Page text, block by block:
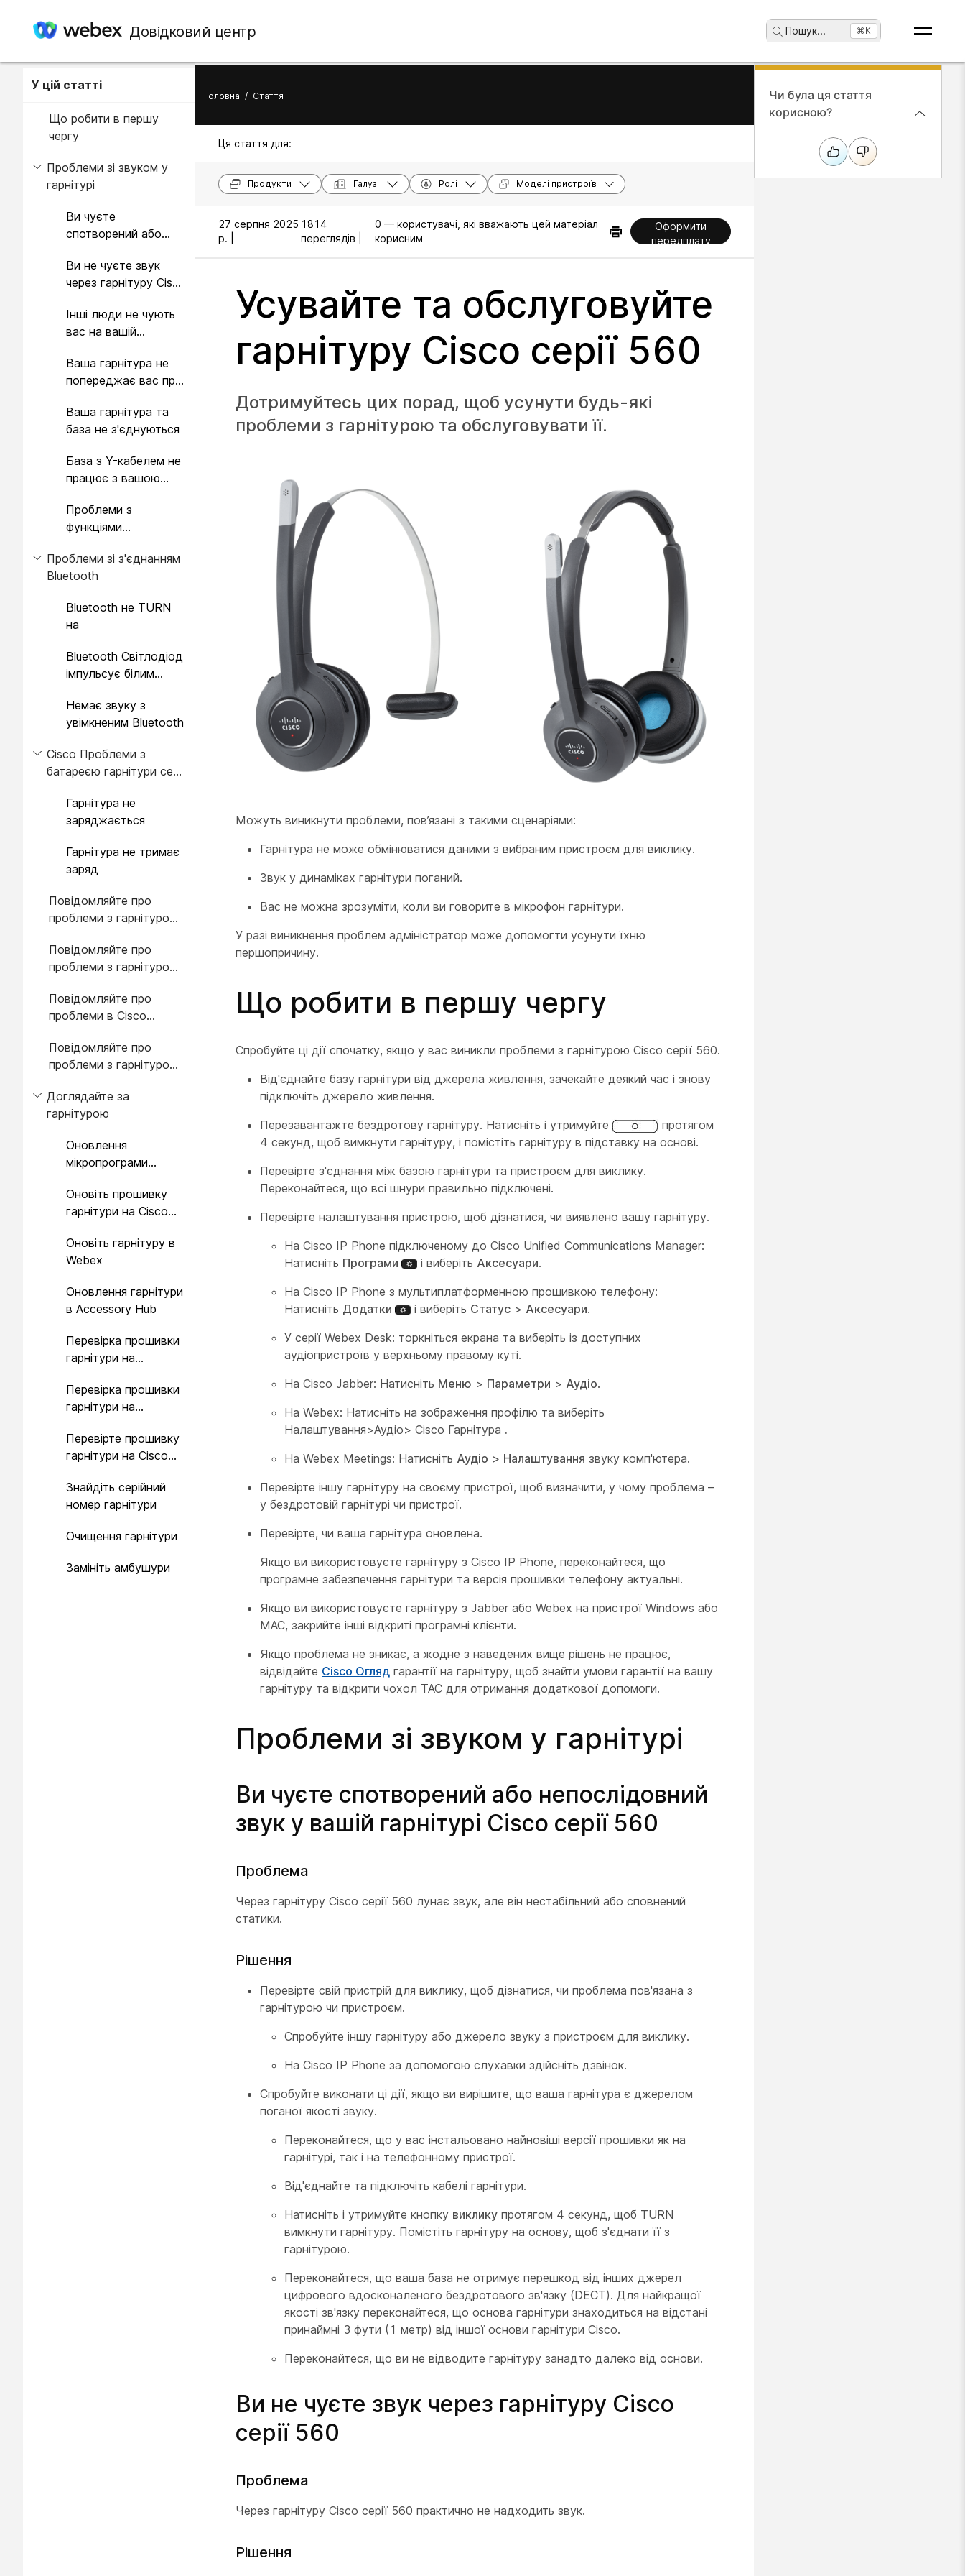
Довідковий центр Пошук... ⌘K
У цій статті
Що робити в першу
чергу
Проблеми зі звуком у
гарнітурі
Ви чуєте
спотворений або
у вашій гарнітурі
Cisco серії 560
Ви не чуєте звук
через гарнітуру Cisco
Інші люди не чують
вас на вашій
560
Ваша гарнітура не
попереджає вас про
Cisco IP Phone
Ваша гарнітура та
база не з'єднуються
База з Y-кабелем не
працює з вашою
серії 560
Проблеми з
функціями
гарнітурі Cisco серії
560
Проблеми зі з'єднанням
Bluetooth
Bluetooth не TURN
на
Bluetooth Світлодіод
імпульсує білим
Немає звуку з
увімкненим Bluetooth
Cisco Проблеми з
батареєю гарнітури серії
Гарнітура не
заряджається
Гарнітура не тримає
заряд
Повідомляйте про
проблеми з гарнітурою
Phone
Повідомляйте про
проблеми з гарнітурою
мультиплатформенний
телефон
Повідомляйте про
проблеми в Cisco
Повідомляйте про
проблеми з гарнітурою
Webex Desk
Доглядайте за
гарнітурою
Оновлення
мікропрограми
допомогою IP-
телефона Cisco
Оновіть прошивку
гарнітури на Cisco
Оновіть гарнітуру в
Webex
Оновлення гарнітури
в Accessory Hub
Перевірка прошивки
гарнітури на
телефонах
Перевірка прошивки
гарнітури на
телефонах
Перевірте прошивку
гарнітури на Cisco
Знайдіть серійний
номер гарнітури
Очищення гарнітури
Замініть амбушури
Головна / Стаття
Ця стаття для:
Продукти Галузі Ролі Моделі пристроїв
27 серпня 2025
р. |
1814
переглядів |
0 — користувачі, які вважають цей матеріал
корисним
Оформити
передплату
Усувайте та обслуговуйте
гарнітуру Cisco серії 560
Дотримуйтесь цих порад, щоб усунути будь-які
проблеми з гарнітурою та обслуговувати її.
Можуть виникнути проблеми, пов’язані з такими сценаріями:
Гарнітура не може обмінюватися даними з вибраним пристроєм для виклику.
Звук у динаміках гарнітури поганий.
Вас не можна зрозуміти, коли ви говорите в мікрофон гарнітури.
У разі виникнення проблем адміністратор може допомогти усунути їхню
першопричину.
Що робити в першу чергу
Спробуйте ці дії спочатку, якщо у вас виникли проблеми з гарнітурою Cisco серії 560.
Від'єднайте базу гарнітури від джерела живлення, зачекайте деякий час і знову
підключіть джерело живлення.
Перезавантажте бездротову гарнітуру. Натисніть і утримуйте
протягом
4 секунд, щоб вимкнути гарнітуру, і помістіть гарнітуру в підставку на основі.
Перевірте з'єднання між базою гарнітури та пристроєм для виклику.
Переконайтеся, що всі шнури правильно підключені.
Перевірте налаштування пристрою, щоб дізнатися, чи виявлено вашу гарнітуру.
На Cisco IP Phone підключеному до Cisco Unified Communications Manager:
Натисніть Програми і виберіть Аксесуари.
На Cisco IP Phone з мультиплатформенною прошивкою телефону:
Натисніть Додатки і виберіть Статус > Аксесуари.
У серії Webex Desk: торкніться екрана та виберіть із доступних
аудіопристроїв у верхньому правому куті.
На Cisco Jabber: Натисніть Меню > Параметри > Аудіо.
На Webex: Натисніть на зображення профілю та виберіть
Налаштування>Аудіо> Cisco Гарнітура .
На Webex Meetings: Натисніть Аудіо > Налаштування звуку комп'ютера.
Перевірте іншу гарнітуру на своєму пристрої, щоб визначити, у чому проблема –
у бездротовій гарнітурі чи пристрої.
Перевірте, чи ваша гарнітура оновлена.
Якщо ви використовуєте гарнітуру з Cisco IP Phone, переконайтеся, що
програмне забезпечення гарнітури та версія прошивки телефону актуальні.
Якщо ви використовуєте гарнітуру з Jabber або Webex на пристрої Windows або
MAC, закрийте інші відкриті програмні клієнти.
Якщо проблема не зникає, а жодне з наведених вище рішень не працює,
відвідайте Cisco Огляд гарантії на гарнітуру, щоб знайти умови гарантії на вашу
гарнітуру та відкрити чохол TAC для отримання додаткової допомоги.
Проблеми зі звуком у гарнітурі
Ви чуєте спотворений або непослідовний
звук у вашій гарнітурі Cisco серії 560
Проблема
Через гарнітуру Cisco серії 560 лунає звук, але він нестабільний або сповнений
статики.
Рішення
Перевірте свій пристрій для виклику, щоб дізнатися, чи проблема пов'язана з
гарнітурою чи пристроєм.
Спробуйте іншу гарнітуру або джерело звуку з пристроєм для виклику.
На Cisco IP Phone за допомогою слухавки здійсніть дзвінок.
Спробуйте виконати ці дії, якщо ви вирішите, що ваша гарнітура є джерелом
поганої якості звуку.
Переконайтеся, що у вас інстальовано найновіші версії прошивки як на
гарнітурі, так і на телефонному пристрої.
Від'єднайте та підключіть кабелі гарнітури.
Натисніть і утримуйте кнопку виклику протягом 4 секунд, щоб TURN
вимкнути гарнітуру. Помістіть гарнітуру на основу, щоб з'єднати її з
гарнітурою.
Переконайтеся, що ваша база не отримує перешкод від інших джерел
цифрового вдосконаленого бездротового зв'язку (DECT). Для найкращої
якості зв'язку переконайтеся, що основа гарнітури знаходиться на відстані
принаймні 3 фути (1 метр) від іншої основи гарнітури Cisco.
Переконайтеся, що ви не відводите гарнітуру занадто далеко від основи.
Ви не чуєте звук через гарнітуру Cisco
серії 560
Проблема
Через гарнітуру Cisco серії 560 практично не надходить звук.
Рішення
Чи була ця стаття
корисною?